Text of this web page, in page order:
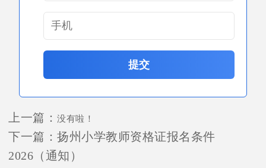
提交
上一篇：没有啦！
下一篇：扬州小学教师资格证报名条件
2026（通知）